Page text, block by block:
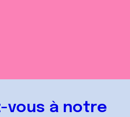
vous à notre